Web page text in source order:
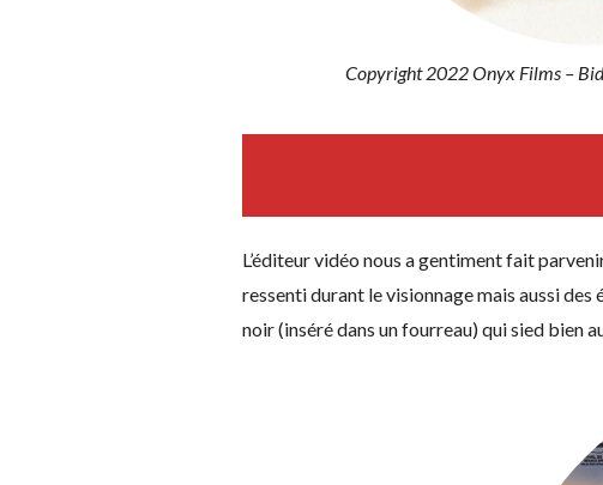
Copyright 2022 Onyx Films –
L’éditeur vidéo nous a gentiment fait
ressenti durant le visionnage mais aussi
noir (inséré dans un fourreau) qui sied bien